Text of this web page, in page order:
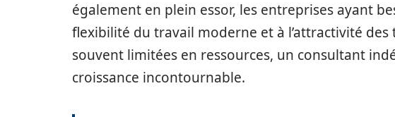
également en plein essor, les entreprises ayant
flexibilité du travail moderne et à l’attractivité des
souvent limitées en ressources, un consultant
croissance incontournable.